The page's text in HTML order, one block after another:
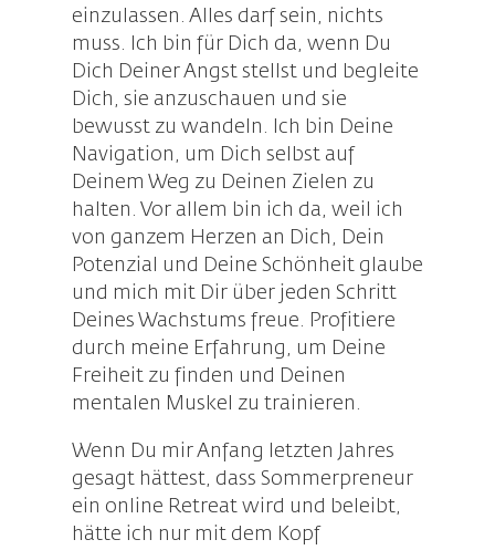
einzulassen. Alles darf sein, nichts
muss. Ich bin für Dich da, wenn Du
Dich Deiner Angst stellst und begleite
Dich, sie anzuschauen und sie
bewusst zu wandeln. Ich bin Deine
Navigation, um Dich selbst auf
Deinem Weg zu Deinen Zielen zu
halten. Vor allem bin ich da, weil ich
von ganzem Herzen an Dich, Dein
Potenzial und Deine Schönheit glaube
und mich mit Dir über jeden Schritt
Deines Wachstums freue. Profitiere
durch meine Erfahrung, um Deine
Freiheit zu finden und Deinen
mentalen Muskel zu trainieren.
Wenn Du mir Anfang letzten Jahres
gesagt hättest, dass Sommerpreneur
ein online Retreat wird und beleibt,
hätte ich nur mit dem Kopf